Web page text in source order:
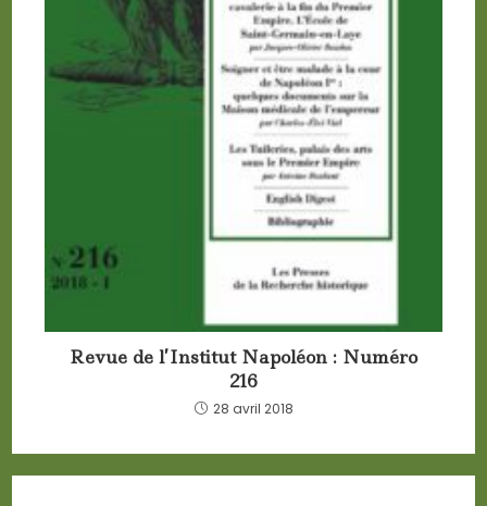
Revue de l’Institut Napoléon : Numéro
216
28 avril 2018